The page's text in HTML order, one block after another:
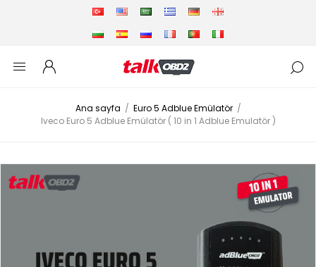
Ana sayfa / Euro 5 Adblue Emülatör /
Iveco Euro 5 Adblue Emülatör ( 10 in 1 Adblue Emulatör )